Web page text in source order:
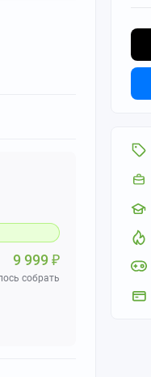
9 999₽
собрать